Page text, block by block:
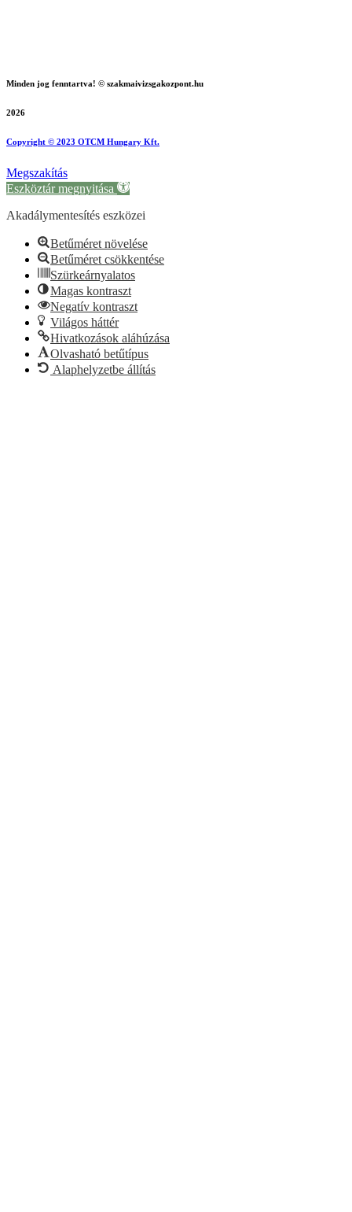
Minden jog fenntartva! © szakmaivizsgakozpont.hu
2026
Copyright © 2023 OTCM Hungary Kft.
Megszakítás
Eszköztár megnyitása
Akadálymentesítés eszközei
Betűméret növelése
Betűméret csökkentése
Szürkeárnyalatos
Magas kontraszt
Negatív kontraszt
Világos háttér
Hivatkozások aláhúzása
Olvasható betűtípus
Alaphelyzetbe állítás